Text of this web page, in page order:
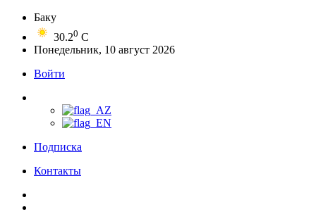
Баку
30.20 C
Понедельник, 10 август 2026
Войти
Подписка
Контакты